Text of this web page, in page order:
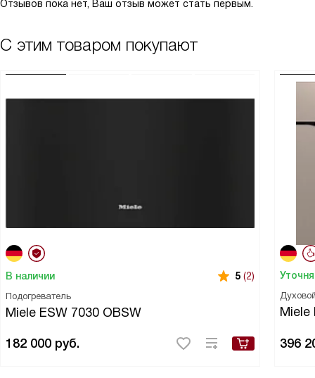
Отзывов пока нет, Ваш отзыв может стать первым.
С этим товаром покупают
В наличии 5 (2)
Подогреватель
Miele ESW 7030 OBSW
182 000 руб.
Miele
396